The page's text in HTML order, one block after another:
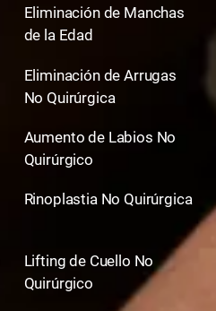
Eliminación de Manchas
de la Edad
Eliminación de Arrugas
No Quirúrgica
Aumento de Labios No
Quirúrgico
Rinoplastia No Quirúrgica
Lifting de Cuello No
Quirúrgico